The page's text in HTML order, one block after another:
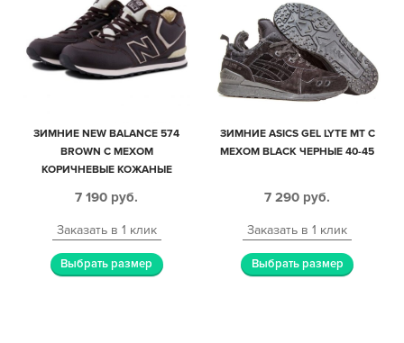
ЗИМНИЕ NEW BALANCE 574
BROWN С МЕХОМ
КОРИЧНЕВЫЕ КОЖАНЫЕ
7 190 руб.
Заказать в 1 клик
Выбрать размер
ЗИМНИЕ ASICS GEL LYTE MT С
МЕХОМ BLACK ЧЕРНЫЕ 40-45
7 290 руб.
Заказать в 1 клик
Выбрать размер